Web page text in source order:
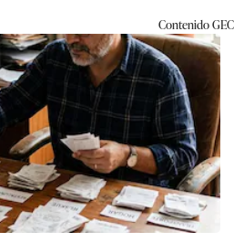
ContenidoGEC